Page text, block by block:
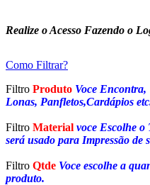
Realize o Acesso Fazendo o
Como Filtrar?
Filtro Produto Voce Encontra,
Lonas, Panfletos,Cardápios
Filtro Material voce Escolhe o
será usado para Impressão de
Filtro Qtde Voce escolhe a
produto.